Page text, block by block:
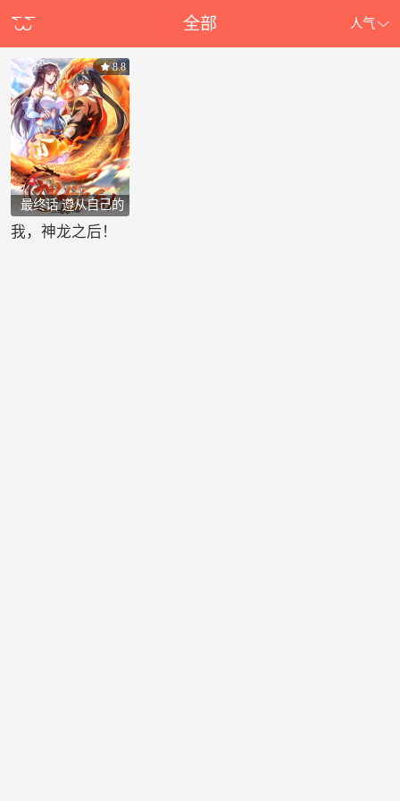
全部 人气
最终话 遵从自己的
8.8
我，神龙之后！